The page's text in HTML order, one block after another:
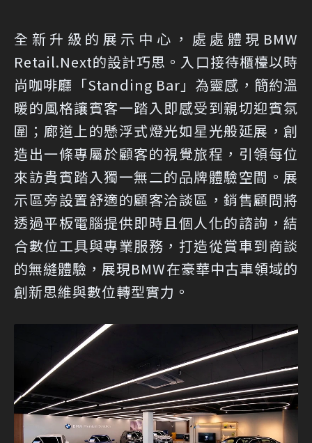
全新升級的展示中心，處處體現BMW
Retail.Next的設計巧思。入口接待櫃檯以時
尚咖啡廳「Standing Bar」為靈感，簡約溫
暖的風格讓賓客一踏入即感受到親切迎賓氛
圍；廊道上的懸浮式燈光如星光般延展，創
造出一條專屬於顧客的視覺旅程，引領每位
來訪貴賓踏入獨一無二的品牌體驗空間。展
示區旁設置舒適的顧客洽談區，銷售顧問將
透過平板電腦提供即時且個人化的諮詢，結
合數位工具與專業服務，打造從賞車到商談
的無縫體驗，展現BMW在豪華中古車領域的
創新思維與數位轉型實力。